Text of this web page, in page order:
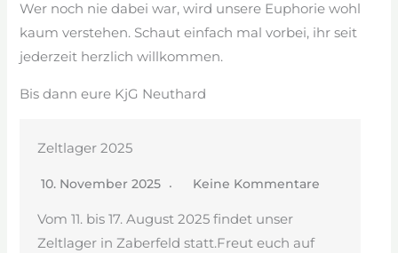
Wer noch nie dabei war, wird unsere Euphorie wohl
kaum verstehen. Schaut einfach mal vorbei, ihr seit
jederzeit herzlich willkommen.
Bis dann eure KjG Neuthard
2025
2025 Keine Kommentare
bis 17. August 2025 findet unser
in Zaberfeld statt.Freut euch auf